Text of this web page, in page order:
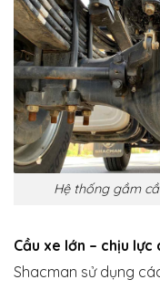
Hệ thống gầm
Cầu xe lớn – chịu lực
Shacman sử dụng